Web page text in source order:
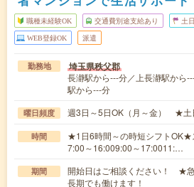
職種未経験OK 交通費別途支給あり 土
WEB登録OK 派遣
勤務地 埼玉県秩父郡
長瀞駅から---分／上長瀞駅から
駅から---分
曜日頻度 週3日～5日OK（月～金） ★土
時間
★1日6時間～の時短シフトOK★
7:00～16:009:00～17:0011:…
期間
開始日はご相談ください！ ★
長期でも働けます！